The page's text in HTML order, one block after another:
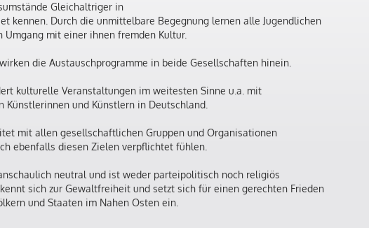
Gleichaltriger in
kennen. Durch die unmittelbare Begegnung lernen alle Jugendlichen
Umgang mit einer ihnen fremden Kultur.
die Austauschprogramme in beide Gesellschaften hinein.
kulturelle Veranstaltungen im weitesten Sinne u.a. mit
Künstlerinnen und Künstlern in Deutschland.
mit allen gesellschaftlichen Gruppen und Organisationen
ebenfalls diesen Zielen verpflichtet fühlen.
neutral und ist weder parteipolitisch noch religiös
sich zur Gewaltfreiheit und setzt sich für einen gerechten Frieden
und Staaten im Nahen Osten ein.